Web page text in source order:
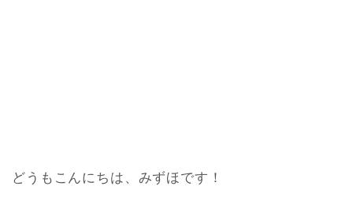
どうもこんにちは、みずほです！